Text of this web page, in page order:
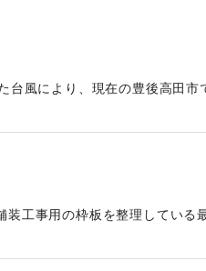
台風により、現在の豊後高田市
。番組で調査した際に位置を
装工事用の枠板を整理している